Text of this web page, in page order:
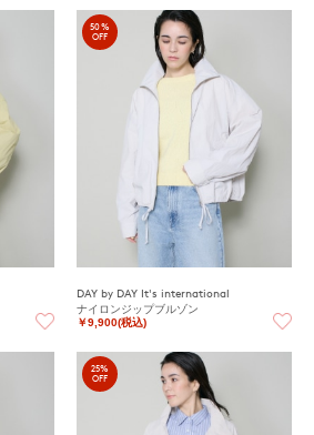
50%
OFF
DAY by DAY It's international
ナイロンジップブルゾン
￥9,900(税込)
25%
OFF